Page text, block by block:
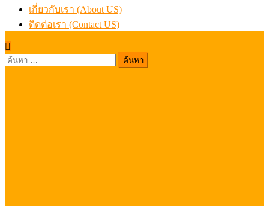
เกี่ยวกับเรา (About US)
ติดต่อเรา (Contact US)
ค้นหา